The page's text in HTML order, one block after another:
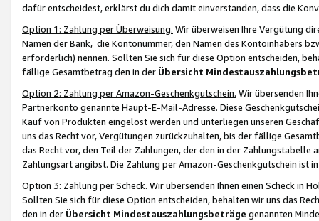
dafür entscheidest, erklärst du dich damit einverstanden, dass die
Option 1: Zahlung per Überweisung. Wir überweisen Ihre Vergütung
Namen der Bank, die Kontonummer, den Namen des Kontoinhabers
erforderlich) nennen. Sollten Sie sich für diese Option entscheiden,
fällige Gesamtbetrag den in der Übersicht
Option 2: Zahlung per Amazon-Geschenkgutschein. Wir übersenden
Partnerkonto genannte Haupt-E-Mail-Adresse. Diese
Kauf von Produkten eingelöst werden und unterliegen unseren
uns das Recht vor, Vergütungen zurückzuhalten, bis der fällige
das Recht vor, den Teil der Zahlungen, der den in der
Zahlungsart angibst. Die Zahlung per Amazon-Geschenkgutschein ist
Option 3: Zahlung per Scheck. Wir übersenden Ihnen einen Scheck in
Sollten Sie sich für diese Option entscheiden, behalten wir uns das
den in der Übersicht Mindestauszahlungsbeträge genannten